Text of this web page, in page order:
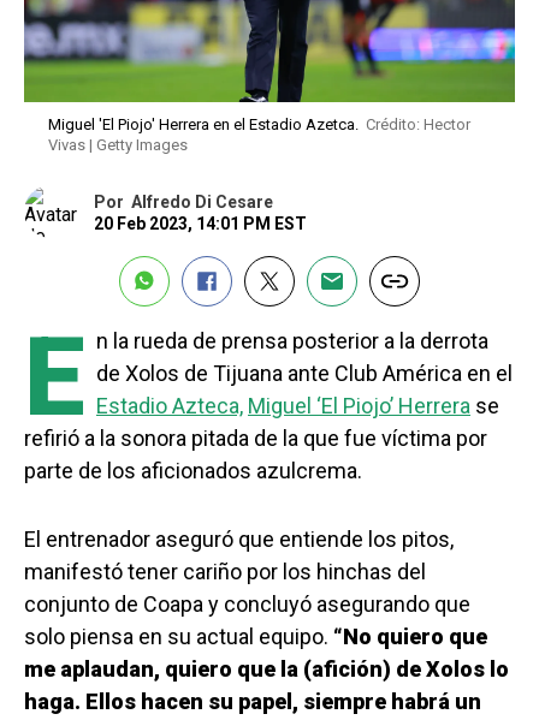
Miguel 'El Piojo' Herrera en el Estadio Azetca. Crédito: Hector
Vivas | Getty Images
Por Alfredo Di Cesare
20 Feb 2023, 14:01 PM EST
E n la rueda de prensa posterior a la derrota
de Xolos de Tijuana ante Club América en el
Estadio Azteca, Miguel ‘El Piojo’ Herrera se
refirió a la sonora pitada de la que fue víctima por
parte de los aficionados azulcrema.
El entrenador aseguró que entiende los pitos,
manifestó tener cariño por los hinchas del
conjunto de Coapa y concluyó asegurando que
solo piensa en su actual equipo. “No quiero que
me aplaudan, quiero que la (afición) de Xolos lo
haga. Ellos hacen su papel, siempre habrá un